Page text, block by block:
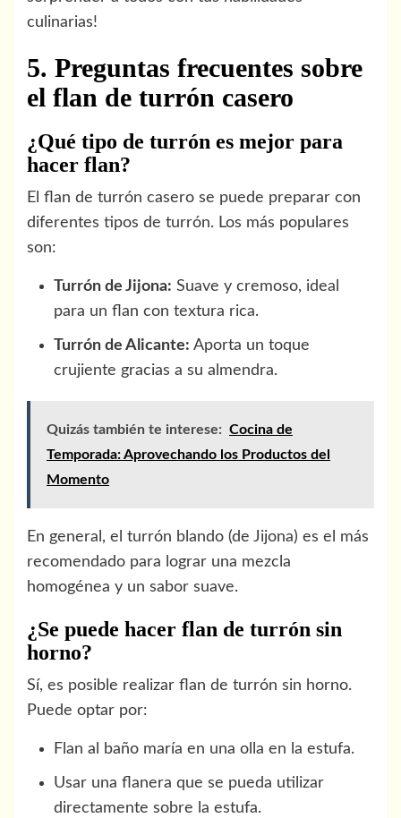
culinarias!
5. Preguntas frecuentes sobre
el flan de turrón casero
¿Qué tipo de turrón es mejor para
hacer flan?
El flan de turrón casero se puede preparar con
diferentes tipos de turrón. Los más populares
son:
Turrón de Jijona: Suave y cremoso, ideal
para un flan con textura rica.
Turrón de Alicante: Aporta un toque
crujiente gracias a su almendra.
Quizás también te interese: Cocina de
Temporada: Aprovechando los Productos del
Momento
En general, el turrón blando (de Jijona) es el más
recomendado para lograr una mezcla
homogénea y un sabor suave.
¿Se puede hacer flan de turrón sin
horno?
Sí, es posible realizar flan de turrón sin horno.
Puede optar por:
Flan al baño maría en una olla en la estufa.
Usar una flanera que se pueda utilizar
directamente sobre la estufa.